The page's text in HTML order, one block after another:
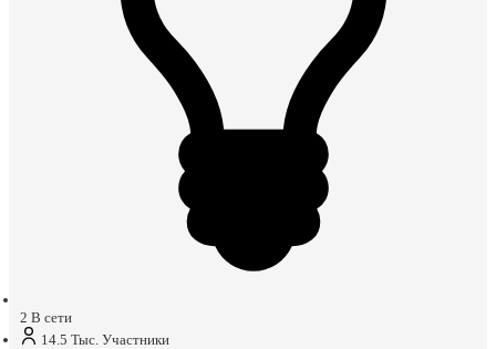
2 В сети
14.5 Тыс. Участники